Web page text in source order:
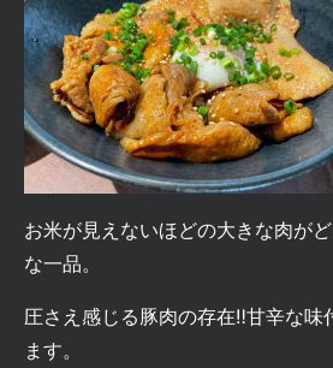
お米が見えないほどの大きな肉が
な一品。
圧さえ感じる豚肉の存在‼甘辛な味
ます。